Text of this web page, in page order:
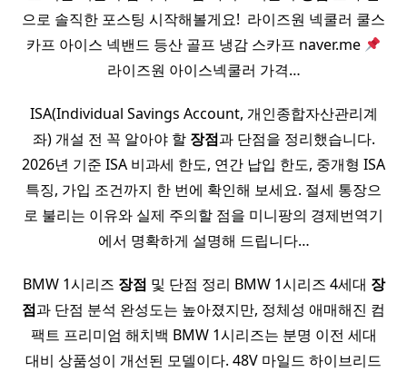
으로 솔직한 포스팅 시작해볼게요! ​ 라이즈원 넥쿨러 쿨스
카프 아이스 넥밴드 등산 골프 냉감 스카프 naver.me
라이즈원 아이스넥쿨러 가격…
ISA(Individual Savings Account, 개인종합자산관리계
좌) 개설 전 꼭 알아야 할 장점과 단점을 정리했습니다.
2026년 기준 ISA 비과세 한도, 연간 납입 한도, 중개형 ISA
특징, 가입 조건까지 한 번에 확인해 보세요. 절세 통장으
로 불리는 이유와 실제 주의할 점을 미니팡의 경제번역기
에서 명확하게 설명해 드립니다…
BMW 1시리즈 장점 및 단점 정리 BMW 1시리즈 4세대 장
점과 단점 분석 완성도는 높아졌지만, 정체성 애매해진 컴
팩트 프리미엄 해치백 BMW 1시리즈는 분명 이전 세대
대비 상품성이 개선된 모델이다. 48V 마일드 하이브리드